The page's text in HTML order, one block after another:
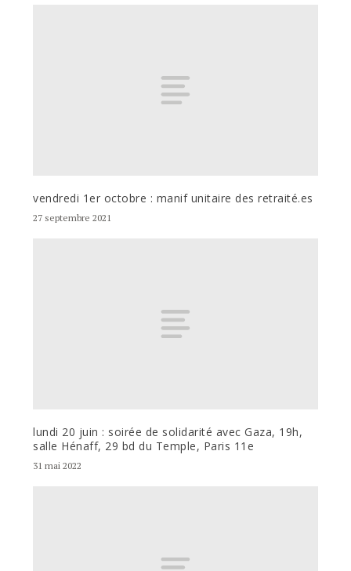
vendredi 1er octobre : manif unitaire des retraité.es
27 septembre 2021
lundi 20 juin : soirée de solidarité avec Gaza, 19h,
salle Hénaff, 29 bd du Temple, Paris 11e
31 mai 2022